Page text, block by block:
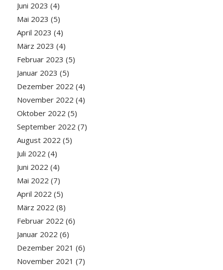
Juni 2023 (4)
Mai 2023 (5)
April 2023 (4)
März 2023 (4)
Februar 2023 (5)
Januar 2023 (5)
Dezember 2022 (4)
November 2022 (4)
Oktober 2022 (5)
September 2022 (7)
August 2022 (5)
Juli 2022 (4)
Juni 2022 (4)
Mai 2022 (7)
April 2022 (5)
März 2022 (8)
Februar 2022 (6)
Januar 2022 (6)
Dezember 2021 (6)
November 2021 (7)